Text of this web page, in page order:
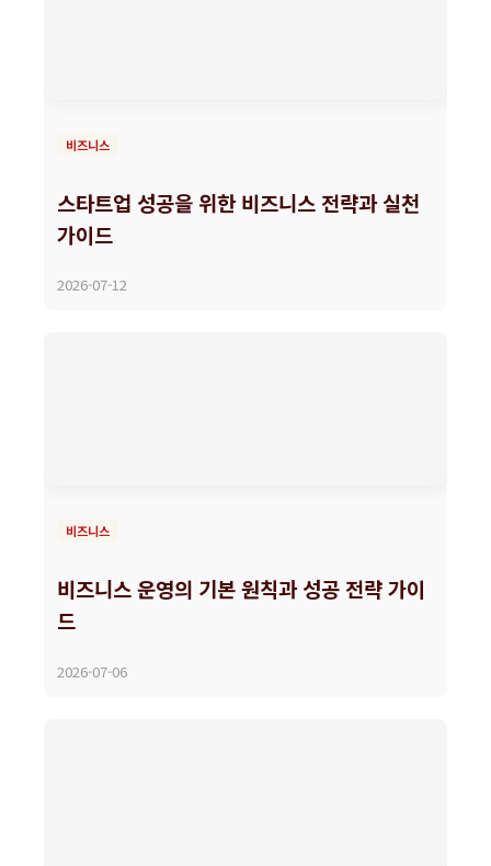
비즈니스
스타트업 성공을 위한 비즈니스 전략과 실천
가이드
2026-07-12
비즈니스
비즈니스 운영의 기본 원칙과 성공 전략 가이
드
2026-07-06